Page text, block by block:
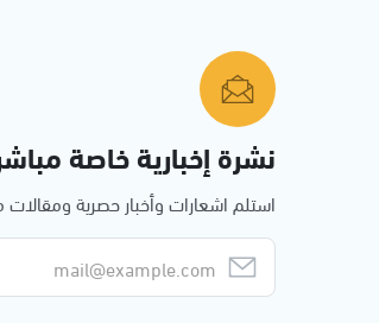
نشرة إخبارية خاصة
استلم اشعارات وأخبار حصرية